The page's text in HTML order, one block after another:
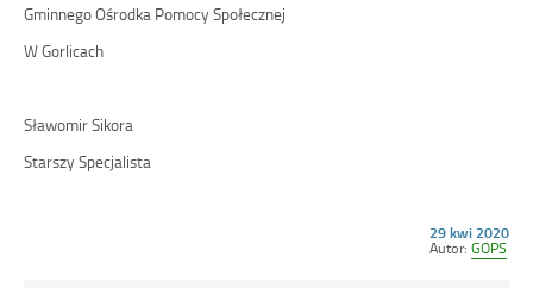
Gminnego Ośrodka Pomocy Społecznej
W Gorlicach
Sławomir Sikora
Starszy Specjalista
Opublikowano
w
29 kwi 2020
Autor: GOPS